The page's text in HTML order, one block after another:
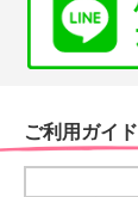
ご利用ガイド